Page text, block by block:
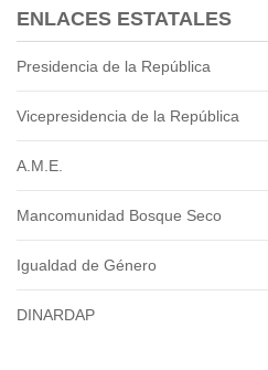
ENLACES ESTATALES
Presidencia de la República
Vicepresidencia de la República
A.M.E.
Mancomunidad Bosque Seco
Igualdad de Género
DINARDAP